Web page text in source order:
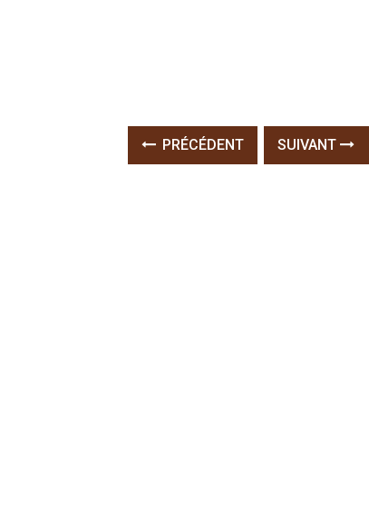
PRÉCÉDENT SUIVANT